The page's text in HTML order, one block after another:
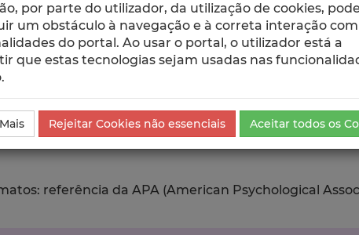
ESCOLAS UNIDADES
Exportar
referência da APA (American Psychological
por parte do utilizador, da utilização de cookies, pode
um obstáculo à navegação e à correta interação com
do portal. Ao usar o portal, o utilizador está a
que estas tecnologias sejam usadas nas
Rejeitar Cookies não essenciais Aceitar todos os